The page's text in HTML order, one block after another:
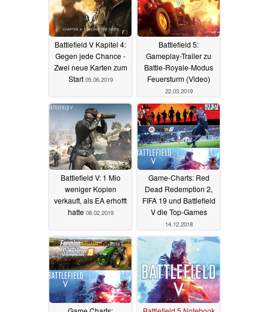
Battlefield V Kapitel 4:
Gegen jede Chance -
Zwei neue Karten zum
Start 05.06.2019
Battlefield 5:
Gameplay-Trailer zu
Battle-Royale-Modus
Feuersturm (Video)
22.03.2019
Battlefield V: 1 Mio
weniger Kopien
verkauft, als EA erhofft
hatte 08.02.2019
Game-Charts: Red
Dead Redemption 2,
FIFA 19 und Battlefield
V die Top-Games
14.12.2018